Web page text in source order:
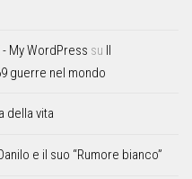
- My WordPress su Il
guerre nel mondo
della vita
e il suo “Rumore bianco”